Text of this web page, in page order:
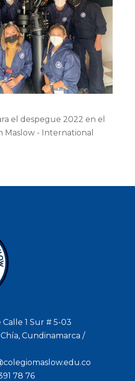
el despegue 2022 en el
Maslow - International
1 Sur # 5-03
Cundinamarca /
78 76